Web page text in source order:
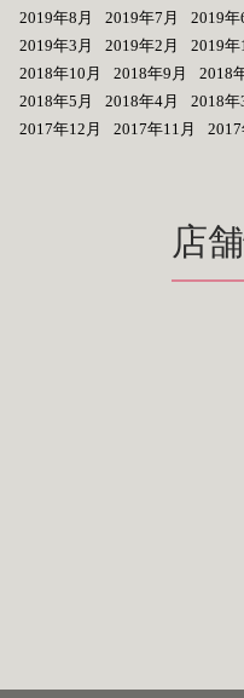
2019年8月
2019年7月 2019年
2019年3月
2019年2月 2019年
2018年10月
2018年9月 2018
2018年5月
2018年4月 2018年
2017年12月
2017年11月
店